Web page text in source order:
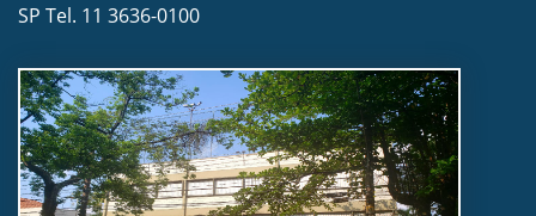
SP Tel. 11 3636-0100